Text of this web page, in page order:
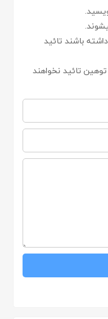
باشند تائید
تائید نخواهند